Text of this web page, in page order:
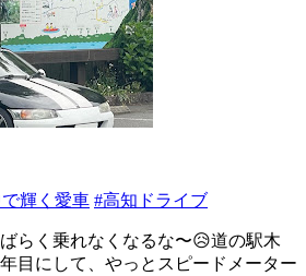
輝く愛車 #高知ドライブ
らく乗れなくなるな〜😥道の駅木
目にして、やっとスピードメーター